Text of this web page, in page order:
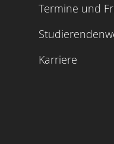
Termine und
Karriere